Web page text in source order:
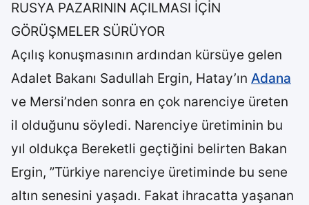
RUSYA PAZARININ AÇILMASI İÇİN
GÖRÜŞMELER SÜRÜYOR
Açılış konuşmasının ardından kürsüye gelen
Adalet Bakanı Sadullah Ergin, Hatay’ın Adana
ve Mersi’nden sonra en çok narenciye üreten
il olduğunu söyledi. Narenciye üretiminin bu
yıl oldukça Bereketli geçtiğini belirten Bakan
Ergin, ”Türkiye narenciye üretiminde bu sene
altın senesini yaşadı. Fakat ihracatta yaşanan